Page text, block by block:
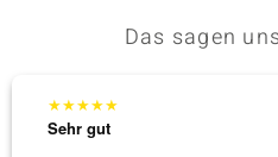
Das sagen
★★★★★
Sehr gut